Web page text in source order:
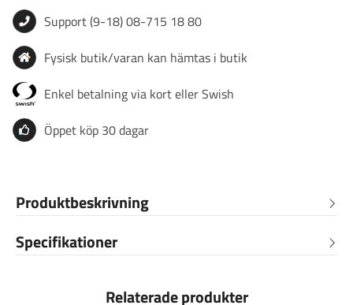
Support (9-18) 08-715 18 80
Fysisk butik/varan kan hämtas i butik
Enkel betalning via kort eller Swish
Öppet köp 30 dagar
Produktbeskrivning
Specifikationer
Relaterade produkter